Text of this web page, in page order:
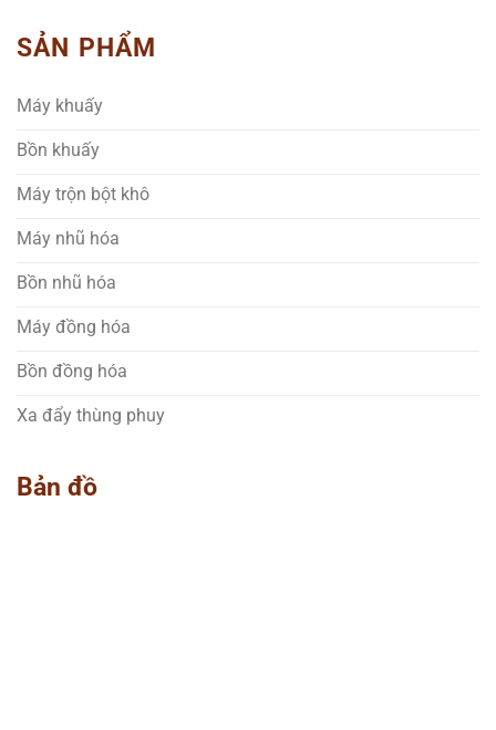
SẢN PHẨM
Máy khuấy
Bồn khuấy
Máy trộn bột khô
Máy nhũ hóa
Bồn nhũ hóa
Máy đồng hóa
Bồn đồng hóa
Xa đẩy thùng phuy
Bản đồ